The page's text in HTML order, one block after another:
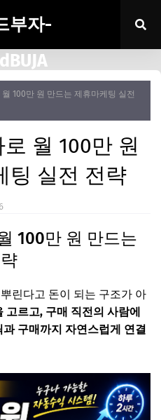
부자-
100만 원 만드는 제휴마케팅 실전
월 100만 원
팅 실전 전략
100만 원 만드는
린다고 돈이 되는 구조가 아
고르고, 구매 직전의 사람에
구매까지 자연스럽게 연결